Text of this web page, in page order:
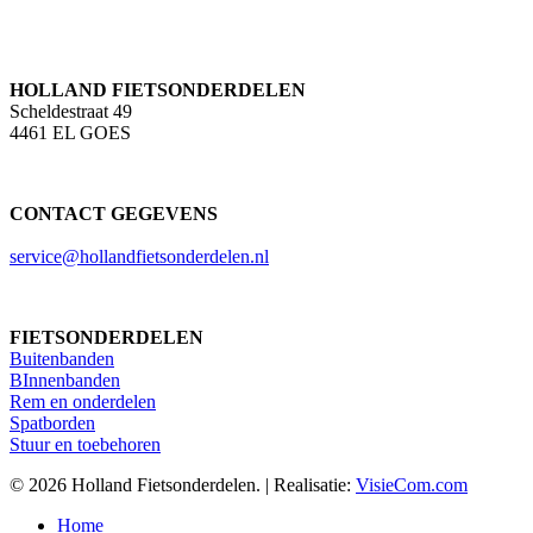
HOLLAND FIETSONDERDELEN
Scheldestraat 49
4461 EL GOES
CONTACT GEGEVENS
service@hollandfietsonderdelen.nl
FIETSONDERDELEN
Buitenbanden
BInnenbanden
Rem en onderdelen
Spatborden
Stuur en toebehoren
© 2026 Holland Fietsonderdelen. | Realisatie: VisieCom.com
Close
Home